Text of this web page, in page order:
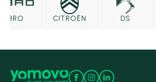
CITROËN